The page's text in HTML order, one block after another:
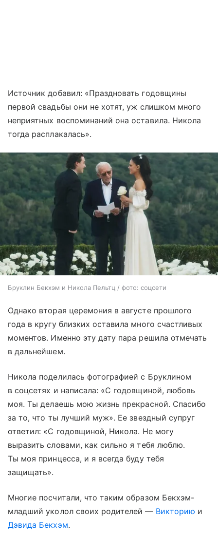
Источник добавил: «Праздновать годовщины
первой свадьбы они не хотят, уж слишком много
неприятных воспоминаний она оставила. Никола
тогда расплакалась».
Бруклин Бекхэм и Никола Пельтц / фото: соцсети
Однако вторая церемония в августе прошлого
года в кругу близких оставила много счастливых
моментов. Именно эту дату пара решила отмечать
в дальнейшем.
Никола поделилась фотографией с Бруклином
в соцсетях и написала: «С годовщиной, любовь
моя. Ты делаешь мою жизнь прекрасной. Спасибо
за то, что ты лучший муж». Ее звездный супруг
ответил: «С годовщиной, Никола. Не могу
выразить словами, как сильно я тебя люблю.
Ты моя принцесса, и я всегда буду тебя
защищать».
Многие посчитали, что таким образом Бекхэм-
младший уколол своих родителей — Викторию и
Дэвида Бекхэм.